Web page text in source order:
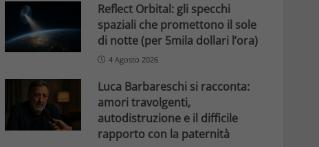
Reflect Orbital: gli specchi
spaziali che promettono il sole
di notte (per 5mila dollari l’ora)
4 Agosto 2026
Luca Barbareschi si racconta:
amori travolgenti,
autodistruzione e il difficile
rapporto con la paternità